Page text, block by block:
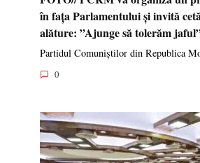
în fața Parlamentului și invită
alăture: ”Ajunge să tolerăm
Partidul Comuniștilor din Republica
0